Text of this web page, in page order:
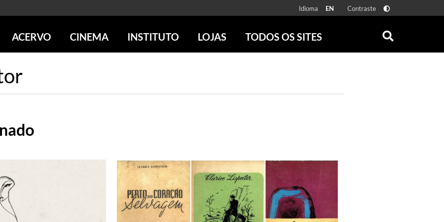
Idioma EN Contraste
ACERVO
SOBRE O ACERVO
MÚSICA
CINEMA INSTITUTO
ESCOLA ESCUTA
PUBLICAÇÕES E DVDs
LOJAS TODOS OS SITES